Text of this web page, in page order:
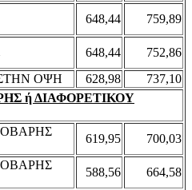
648,44
759,89
648,44
752,86
ΟΨΗ
628,98
737,10
ή ΔΙΑΦΟΡΕΤΙΚΟΥ
619,95
700,03
588,56
664,58